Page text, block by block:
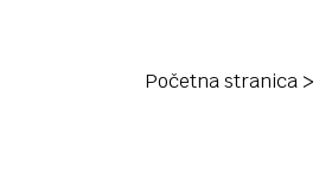
Početna stranica >